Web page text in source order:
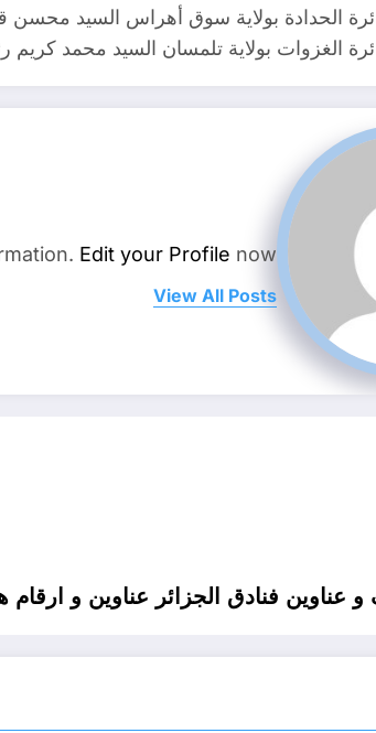
الحدادة بولاية سوق أهراس السيد محسن
الغزوات بولاية تلمسان السيد محمد كريم
Edit your Profile now.
View All Posts